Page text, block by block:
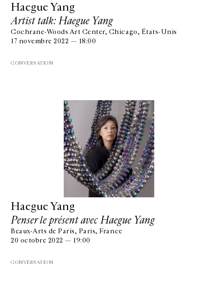
Haegue Yang
Artist talk: Haegue Yang
Cochrane-Woods Art Center, Chicago, États-Unis
17 novembre 2022 — 18:00
CONVERSATION
Haegue Yang
Penser le présent avec Haegue Yang
Beaux-Arts de Paris, Paris, France
20 octobre 2022 — 19:00
CONVERSATION